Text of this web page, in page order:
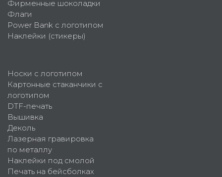
Фирменные шоколадки
Флаги
Power Bank с логотипом
Наклейки (стикеры)
Носки с логотипом
Картонные стаканчики с
логотипом
DTF-печать
Вышивка
Деколь
Лазерная гравировка
по металлу
Наклейки под смолой
Печать на бейсболках